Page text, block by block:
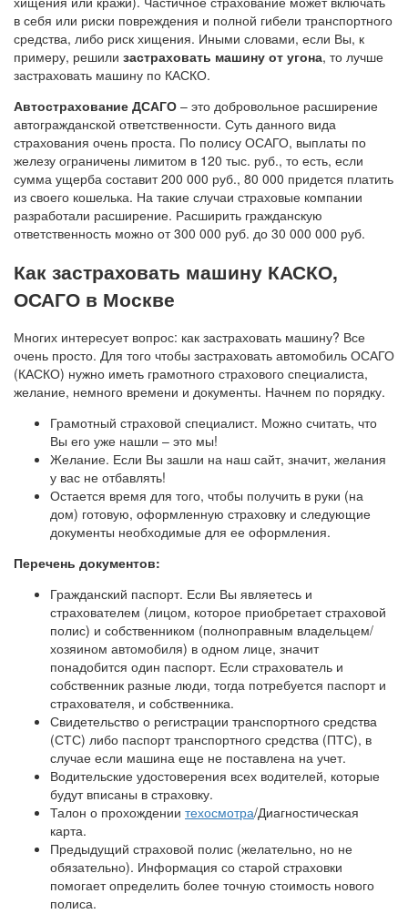
в себя или риски повреждения и полной гибели транспортного
средства, либо риск хищения. Иными словами, если Вы, к
примеру, решили застраховать машину от угона, то лучше
застраховать машину по КАСКО.
Автострахование ДСАГО – это добровольное расширение
автогражданской ответственности. Суть данного вида
страхования очень проста. По полису ОСАГО, выплаты по
железу ограничены лимитом в 120 тыс. руб., то есть, если
сумма ущерба составит 200 000 руб., 80 000 придется платить
из своего кошелька. На такие случаи страховые компании
разработали расширение. Расширить гражданскую
ответственность можно от 300 000 руб. до 30 000 000 руб.
Как застраховать машину КАСКО,
ОСАГО в Москве
Многих интересует вопрос: как застраховать машину? Все
очень просто. Для того чтобы застраховать автомобиль ОСАГО
(КАСКО) нужно иметь грамотного страхового специалиста,
желание, немного времени и документы. Начнем по порядку.
Грамотный страховой специалист. Можно считать, что
Вы его уже нашли – это мы!
Желание. Если Вы зашли на наш сайт, значит, желания
у вас не отбавлять!
Остается время для того, чтобы получить в руки (на
дом) готовую, оформленную страховку и следующие
документы необходимые для ее оформления.
Перечень документов:
Гражданский паспорт. Если Вы являетесь и
страхователем (лицом, которое приобретает страховой
полис) и собственником (полноправным владельцем/
хозяином автомобиля) в одном лице, значит
понадобится один паспорт. Если страхователь и
собственник разные люди, тогда потребуется паспорт и
страхователя, и собственника.
Свидетельство о регистрации транспортного средства
(СТС) либо паспорт транспортного средства (ПТС), в
случае если машина еще не поставлена на учет.
Водительские удостоверения всех водителей, которые
будут вписаны в страховку.
Талон о прохождении техосмотра/Диагностическая
карта.
Предыдущий страховой полис (желательно, но не
обязательно). Информация со старой страховки
помогает определить более точную стоимость нового
полиса.